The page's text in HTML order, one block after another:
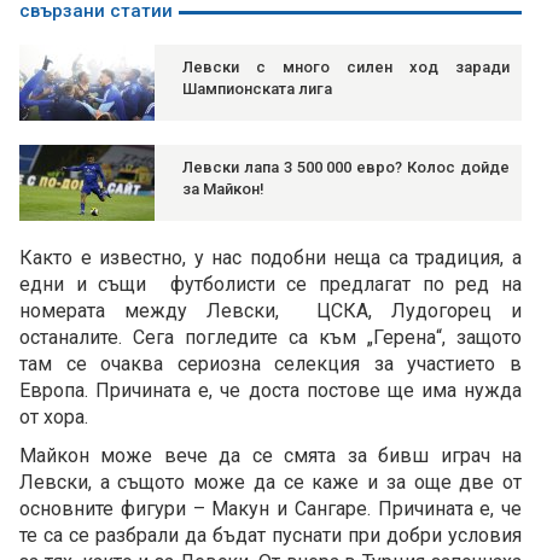
свързани статии
Левски с много силен ход заради
Шампионската лига
Левски лапа 3 500 000 евро? Колос дойде
за Майкон!
Както е известно, у нас подобни неща са традиция, а
едни и същи футболисти се предлагат по ред на
номерата между Левски, ЦСКА, Лудогорец и
останалите. Сега погледите са към „Герена“, защото
там се очаква сериозна селекция за участието в
Европа. Причината е, че доста постове ще има нужда
от хора.
Майкон може вече да се смята за бивш играч на
Левски, а същото може да се каже и за още две от
основните фигури – Макун и Сангаре. Причината е, че
те са се разбрали да бъдат пуснати при добри условия